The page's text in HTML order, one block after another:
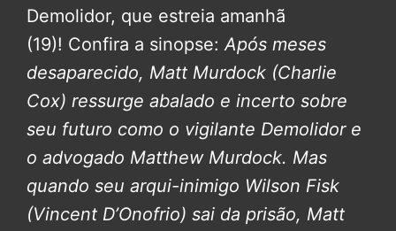
Demolidor, que estreia amanhã
(19)! Confira a sinopse:Após meses
desaparecido, Matt Murdock (Charlie
Cox) ressurge abalado e incerto sobre
seu futuro como o vigilante Demolidor e
o advogado Matthew Murdock. Mas
quando seu arqui-inimigo Wilson Fisk
(Vincent D’Onofrio) sai da prisão, Matt